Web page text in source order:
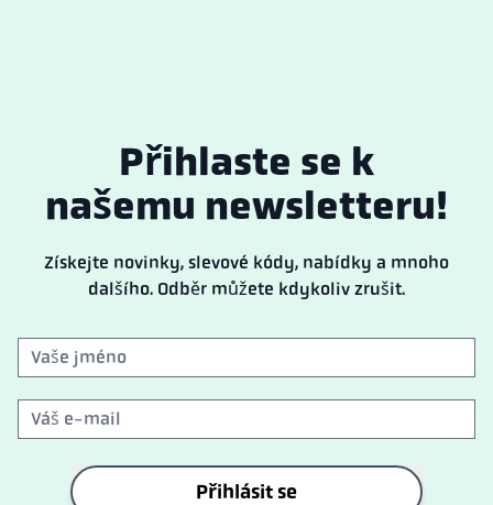
Přihlaste se k
našemu newsletteru!
Získejte novinky, slevové kódy, nabídky a mnoho
dalšího. Odběr můžete kdykoliv zrušit.
Přihlásit se